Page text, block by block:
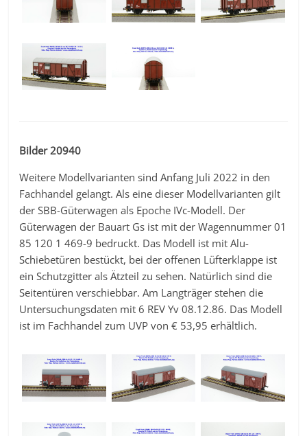
Bilder 20940
Weitere Modellvarianten sind Anfang Juli 2022 in den
Fachhandel gelangt. Als eine dieser Modellvarianten gilt
der SBB-Güterwagen als Epoche IVc-Modell. Der
Güterwagen der Bauart Gs ist mit der Wagennummer 01
85 120 1 469-9 bedruckt. Das Modell ist mit Alu-
Schiebetüren bestückt, bei der offenen Lüfterklappe ist
ein Schutzgitter als Ätzteil zu sehen. Natürlich sind die
Seitentüren verschiebbar. Am Langträger stehen die
Untersuchungsdaten mit 6 REV Yv 08.12.86. Das Modell
ist im Fachhandel zum UVP von € 53,95 erhältlich.